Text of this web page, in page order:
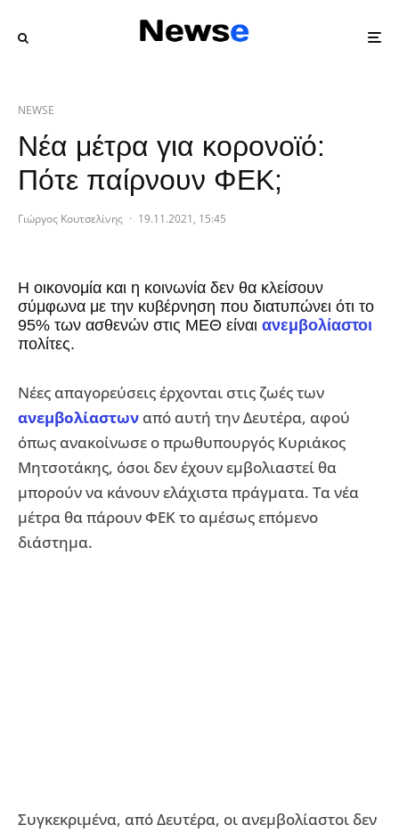
NEWSE
Νέα μέτρα για κορονοϊό:
Πότε παίρνουν ΦΕΚ;
Γιώργος Κουτσελίνης · 19.11.2021, 15:45
Η οικονομία και η κοινωνία δεν θα κλείσουν
σύμφωνα με την κυβέρνηση που διατυπώνει ότι το
95% των ασθενών στις ΜΕΘ είναι ανεμβολίαστοι
πολίτες.
Νέες απαγορεύσεις έρχονται στις ζωές των
ανεμβολίαστων από αυτή την Δευτέρα, αφού
όπως ανακοίνωσε ο πρωθυπουργός Κυριάκος
Μητσοτάκης, όσοι δεν έχουν εμβολιαστεί θα
μπορούν να κάνουν ελάχιστα πράγματα. Τα νέα
μέτρα θα πάρουν ΦΕΚ το αμέσως επόμενο
διάστημα.
Συγκεκριμένα, από Δευτέρα, οι ανεμβολίαστοι δεν